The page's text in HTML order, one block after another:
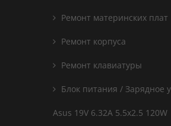
Ремонт материнских плат
Ремонт корпуса
Ремонт клавиатуры
Блок питания / Зарядное
Asus 19V 6.32A 5.5x2.5 120W